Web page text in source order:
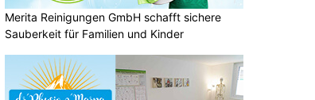
Merita Reinigungen GmbH schafft sichere
Sauberkeit für Familien und Kinder